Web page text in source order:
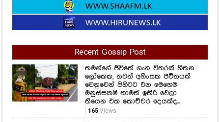
Recent Gossip Post
තමන්ගේ ජීවිතේ ගැන විතරක් හිතන
ලෝකෙක, තවත් අහිංසක ජීවිතයක්
වෙනුවෙන් පිහිටට එන මෙහෙම
මනුස්සකම් තාමත් ඉතිරි වෙලා
තියෙන එක කොච්චර දෙයක්ද...
165Views